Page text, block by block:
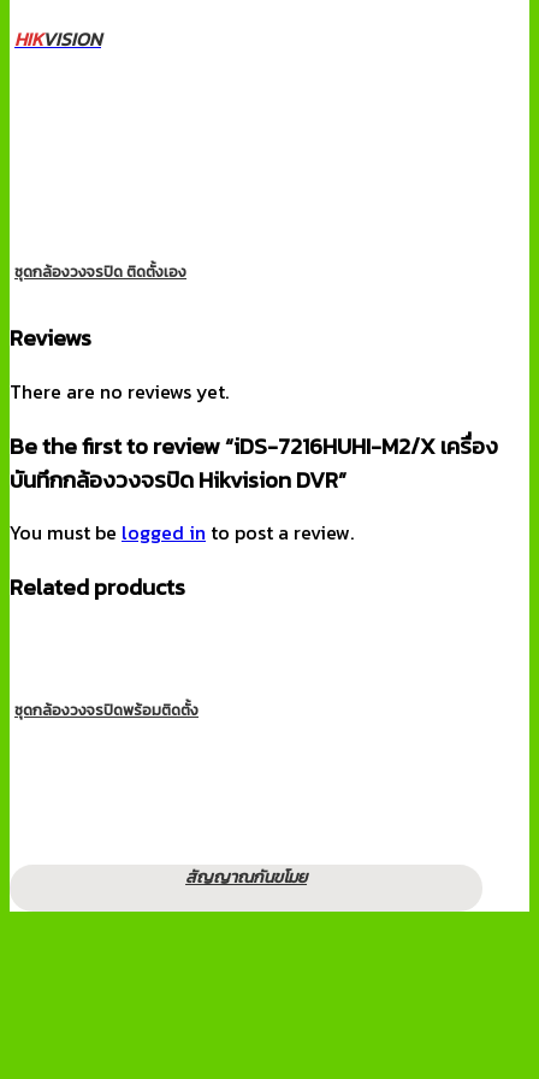
HIKVISION
ชุดกล้องวงจรปิด ติดตั้งเอง
ชุดกล้องวงจรปิดพร้อมติดตั้ง
สัญญาณกันขโมย
Reviews
There are no reviews yet.
Be the first to review “iDS-7216HUHI-M2/X เครื่อง
บันทึกกล้องวงจรปิด Hikvision DVR”
You must be logged in to post a review.
Related products